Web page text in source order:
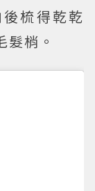
梳得乾乾
梢。